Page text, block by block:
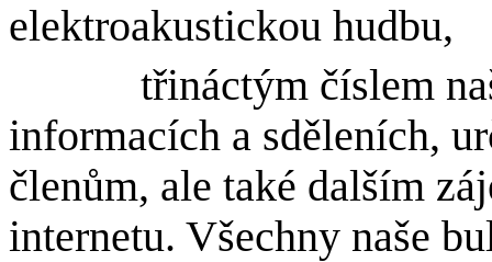
elektroakustickou hudbu,
třináctým číslem
informacích a sděleních,
členům, ale také dalším
internetu. Všechny naše